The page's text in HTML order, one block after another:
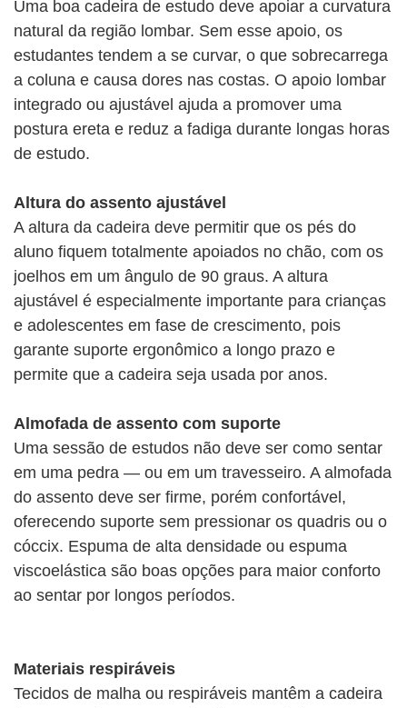
Uma boa cadeira de estudo deve apoiar a curvatura
natural da região lombar. Sem esse apoio, os
estudantes tendem a se curvar, o que sobrecarrega
a coluna e causa dores nas costas. O apoio lombar
integrado ou ajustável ajuda a promover uma
postura ereta e reduz a fadiga durante longas horas
de estudo.
Altura do assento ajustável
A altura da cadeira deve permitir que os pés do
aluno fiquem totalmente apoiados no chão, com os
joelhos em um ângulo de 90 graus. A altura
ajustável é especialmente importante para crianças
e adolescentes em fase de crescimento, pois
garante suporte ergonômico a longo prazo e
permite que a cadeira seja usada por anos.
Almofada de assento com suporte
Uma sessão de estudos não deve ser como sentar
em uma pedra — ou em um travesseiro. A almofada
do assento deve ser firme, porém confortável,
oferecendo suporte sem pressionar os quadris ou o
cóccix. Espuma de alta densidade ou espuma
viscoelástica são boas opções para maior conforto
ao sentar por longos períodos.
Materiais respiráveis
Tecidos de malha ou respiráveis ​​mantêm a cadeira